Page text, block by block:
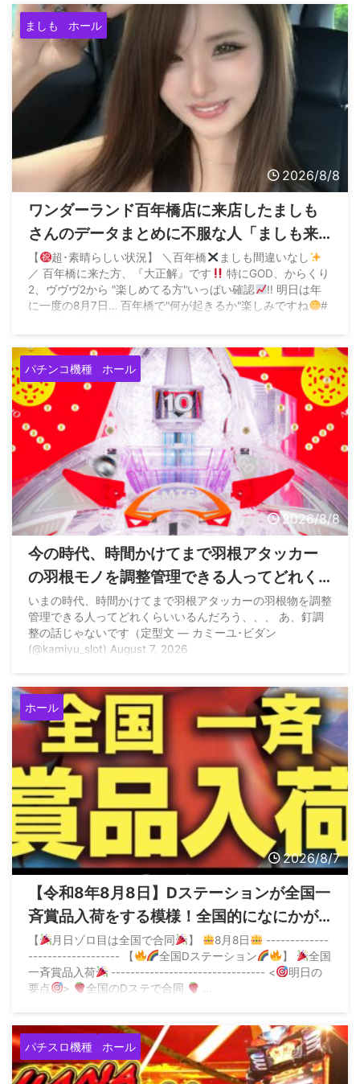
ましも ホール
2026/8/8
ワンダーランド百年橋店に来店したましも
さんのデータまとめに不服な人「ましも来
店百年橋ほぼ毎回抜いてるやん、そんなん
ならマイホに来ないでください」
【 超･素晴らしい状況】 ＼百年橋
ましも間違いなし
／ 百年橋に来た方、『大正解』です
特にGOD、からくり
2、ヴヴヴ2から "楽しめてる方"いっぱい確認
!! 明日は年
に一度の8月7日… 百年橋で"何が起きるか"楽しみですね
#
パチンコ機種 ホール
2026/8/8
今の時代、時間かけてまで羽根アタッカー
の羽根モノを調整管理できる人ってどれく
らいいるの？
いまの時代、時間かけてまで羽根アタッカーの羽根物を調整
管理できる人ってどれくらいいるんだろう、、、 あ、釘調
整の話じゃないです（定型文 — カミーユ･ビダン
(@kamiyu_slot) August 7, 2026
ホール
2026/8/7
【令和8年8月8日】Dステーションが全国一
斉賞品入荷をする模様！全国的になにかが
起こる？
【 月日ゾロ目は全国で合同 】 8月8日
-------------
------------------- 【
全国Dステーション 】
全国
一斉賞品入荷
-------------------------------- <
明日の
要点
> 全国のDステで合同
パチスロ機種 ホール